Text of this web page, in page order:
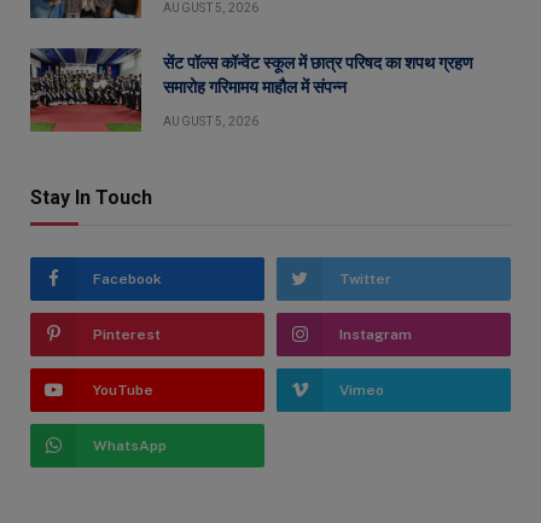
AUGUST 5, 2026
सेंट पॉल्स कॉन्वेंट स्कूल में छात्र परिषद का शपथ ग्रहण
समारोह गरिमामय माहौल में संपन्न
AUGUST 5, 2026
Stay In Touch
Facebook Twitter
Pinterest Instagram
YouTube Vimeo
WhatsApp